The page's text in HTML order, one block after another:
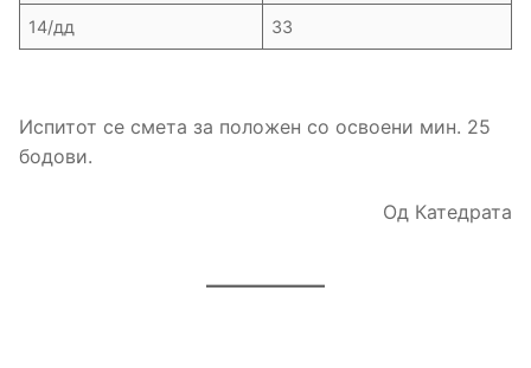
14/дд 33
Испитот се смета за положен со освоени мин. 25
бодови.
Од Катедрата